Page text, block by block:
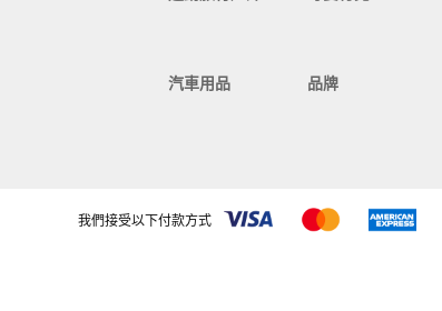
汽車用品 品牌
我們接受以下付款方式